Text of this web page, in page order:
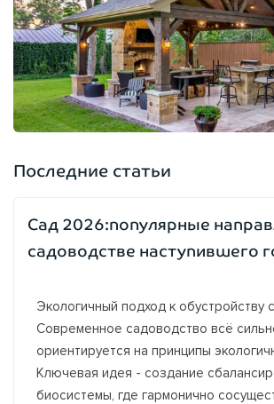
Последние статьи
Сад 2026:популярные
садоводстве наступившего
Экологичный подход к обустройству
Современное садоводство всё
ориентируется на принципы
Ключевая идея - создание
биосистемы, где гармонично